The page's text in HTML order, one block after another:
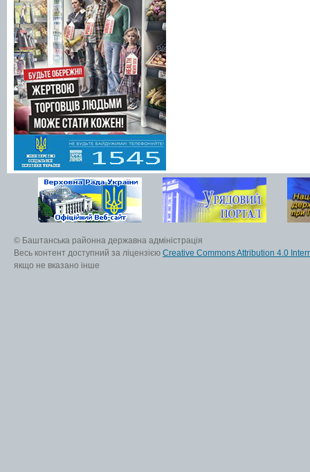
© Баштанська районна державна адміністрація
Весь контент доступний за ліцензією Creative Commons Attribution 4.0
якщо не вказано інше